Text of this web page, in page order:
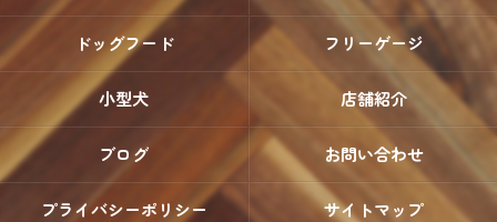
ドッグフード フリーゲージ
小型犬 店舗紹介
ブログ お問い合わせ
プライバシーポリシー サイトマップ